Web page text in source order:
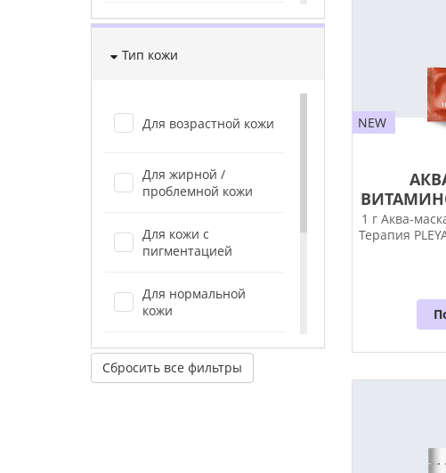
50 мл
Тип кожи
Для возрастной кожи
Для жирной /
проблемной кожи
Для кожи с
пигментацией
Для нормальной
кожи
Для сухой,
обезвоженной кожи
Сбросить все фильтры
NEW
1 г Аква-
Терапия